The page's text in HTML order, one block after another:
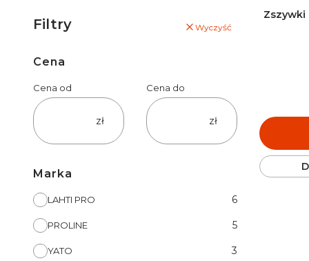
Filtry Wyczyść
Cena
Cena od
zł
Cena do
zł
Marka
Marka
LAHTI PRO 6
PROLINE 5
YATO 3
Zszywki